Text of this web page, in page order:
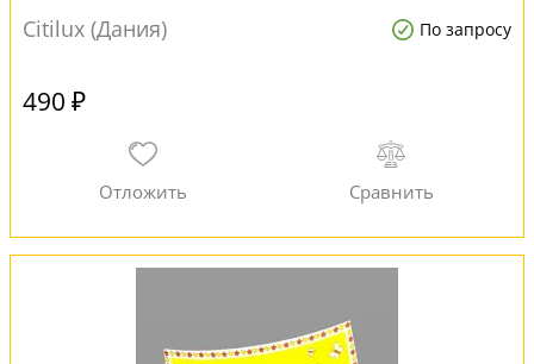
Citilux (Дания)
По запросу
490 ₽